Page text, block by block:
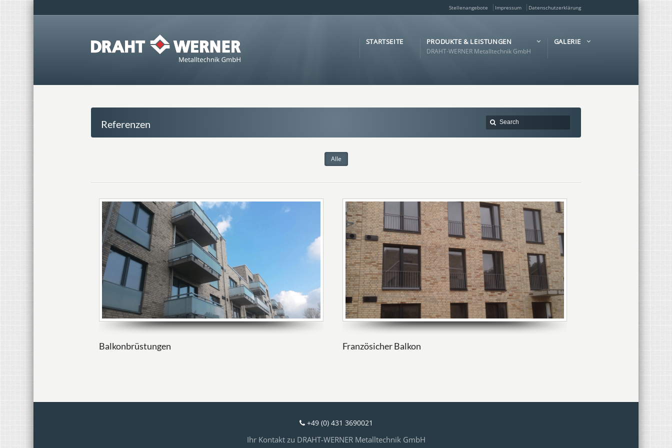
Stellenangebote Impressum Datenschutzerklärung
STARTSEITE PRODUKTE & LEISTUNGEN
DRAHT-WERNER Metalltechnik GmbH
GALERIE
Referenzen
Alle
Balkonbrüstungen Französicher Balkon
+49 (0) 431 3690021
Ihr Kontakt zu DRAHT-WERNER Metalltechnik GmbH